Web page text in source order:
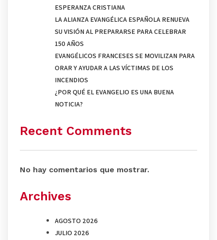
ESPERANZA CRISTIANA
LA ALIANZA EVANGÉLICA ESPAÑOLA RENUEVA
SU VISIÓN AL PREPARARSE PARA CELEBRAR
150 AÑOS
EVANGÉLICOS FRANCESES SE MOVILIZAN PARA
ORAR Y AYUDAR A LAS VÍCTIMAS DE LOS
INCENDIOS
¿POR QUÉ EL EVANGELIO ES UNA BUENA
NOTICIA?
Recent Comments
No hay comentarios que mostrar.
Archives
AGOSTO 2026
JULIO 2026